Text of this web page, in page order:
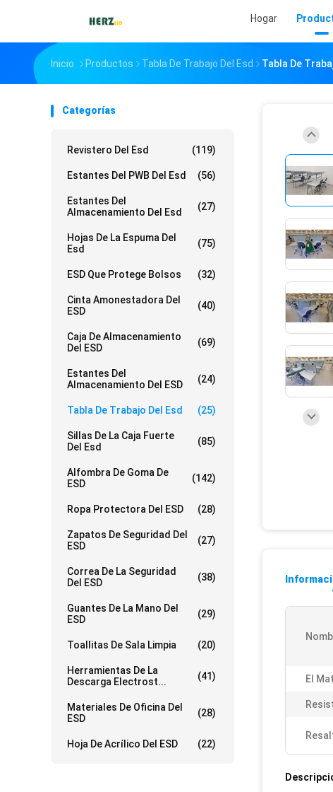
Hogar
Inicio Productos Tabla De Trabajo Del Esd Tabla De
Categorías
Revistero Del Esd (119)
Estantes Del PWB Del Esd (56)
Estantes Del
Almacenamiento Del Esd
(27)
Hojas De La Espuma Del
Esd
(75)
ESD Que Protege Bolsos (32)
Cinta Amonestadora Del
ESD
(40)
Caja De Almacenamiento
Del ESD
(69)
Estantes Del
Almacenamiento Del ESD
(24)
Tabla De Trabajo Del Esd (25)
Sillas De La Caja Fuerte
Del Esd
(85)
Alfombra De Goma De
ESD
(142)
Ropa Protectora Del ESD (28)
Zapatos De Seguridad Del
ESD
(27)
Correa De La Seguridad
Del ESD
(38)
Guantes De La Mano Del
ESD
(29)
Toallitas De Sala Limpia (20)
Herramientas De La
Descarga Electrost...
(41)
Materiales De Oficina Del
ESD
(28)
Hoja De Acrílico Del ESD (22)
El